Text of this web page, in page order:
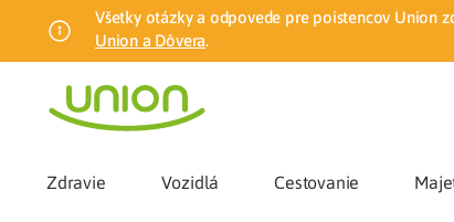
Všetky otázky a odpovede pre poistencov Union
Union a Dôvera.
Zdravie Vozidlá Cestovanie